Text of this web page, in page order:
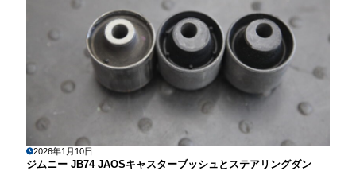
2026年1月10日
ジムニー JB74 JAOSキャスターブッシュとステアリングダン